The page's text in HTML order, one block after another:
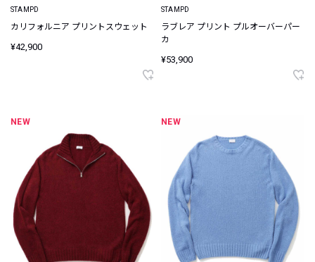
STAMPD
カリフォルニア プリントスウェット
¥42,900
STAMPD
ラブレア プリント プルオーバーパー
カ
¥53,900
NEW NEW